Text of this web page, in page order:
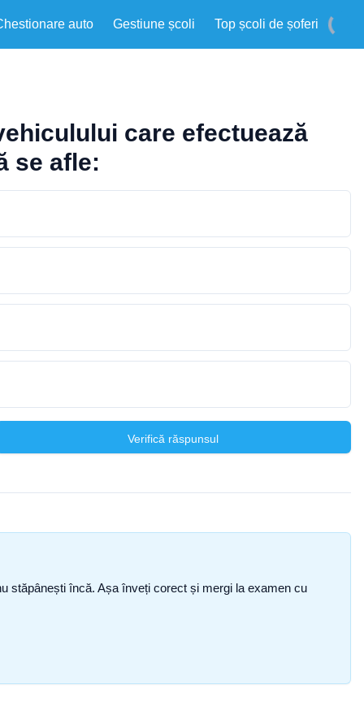
auto Gestiune școli Top școli de șoferi
care efectuează
se afle:
Verifică răspunsul
stăpânești încă. Așa înveți corect și mergi la examen cu